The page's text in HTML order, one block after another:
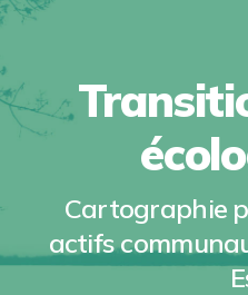
Cartographie
actifs